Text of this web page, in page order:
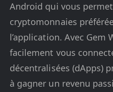
Android qui vous
cryptomonnaies
l’application. Avec Gem
facilement vous
décentralisées (dApps)
à gagner un revenu